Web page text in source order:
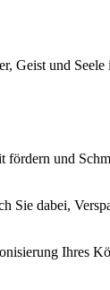
Geist und
und
Sie dabei,
Ihres